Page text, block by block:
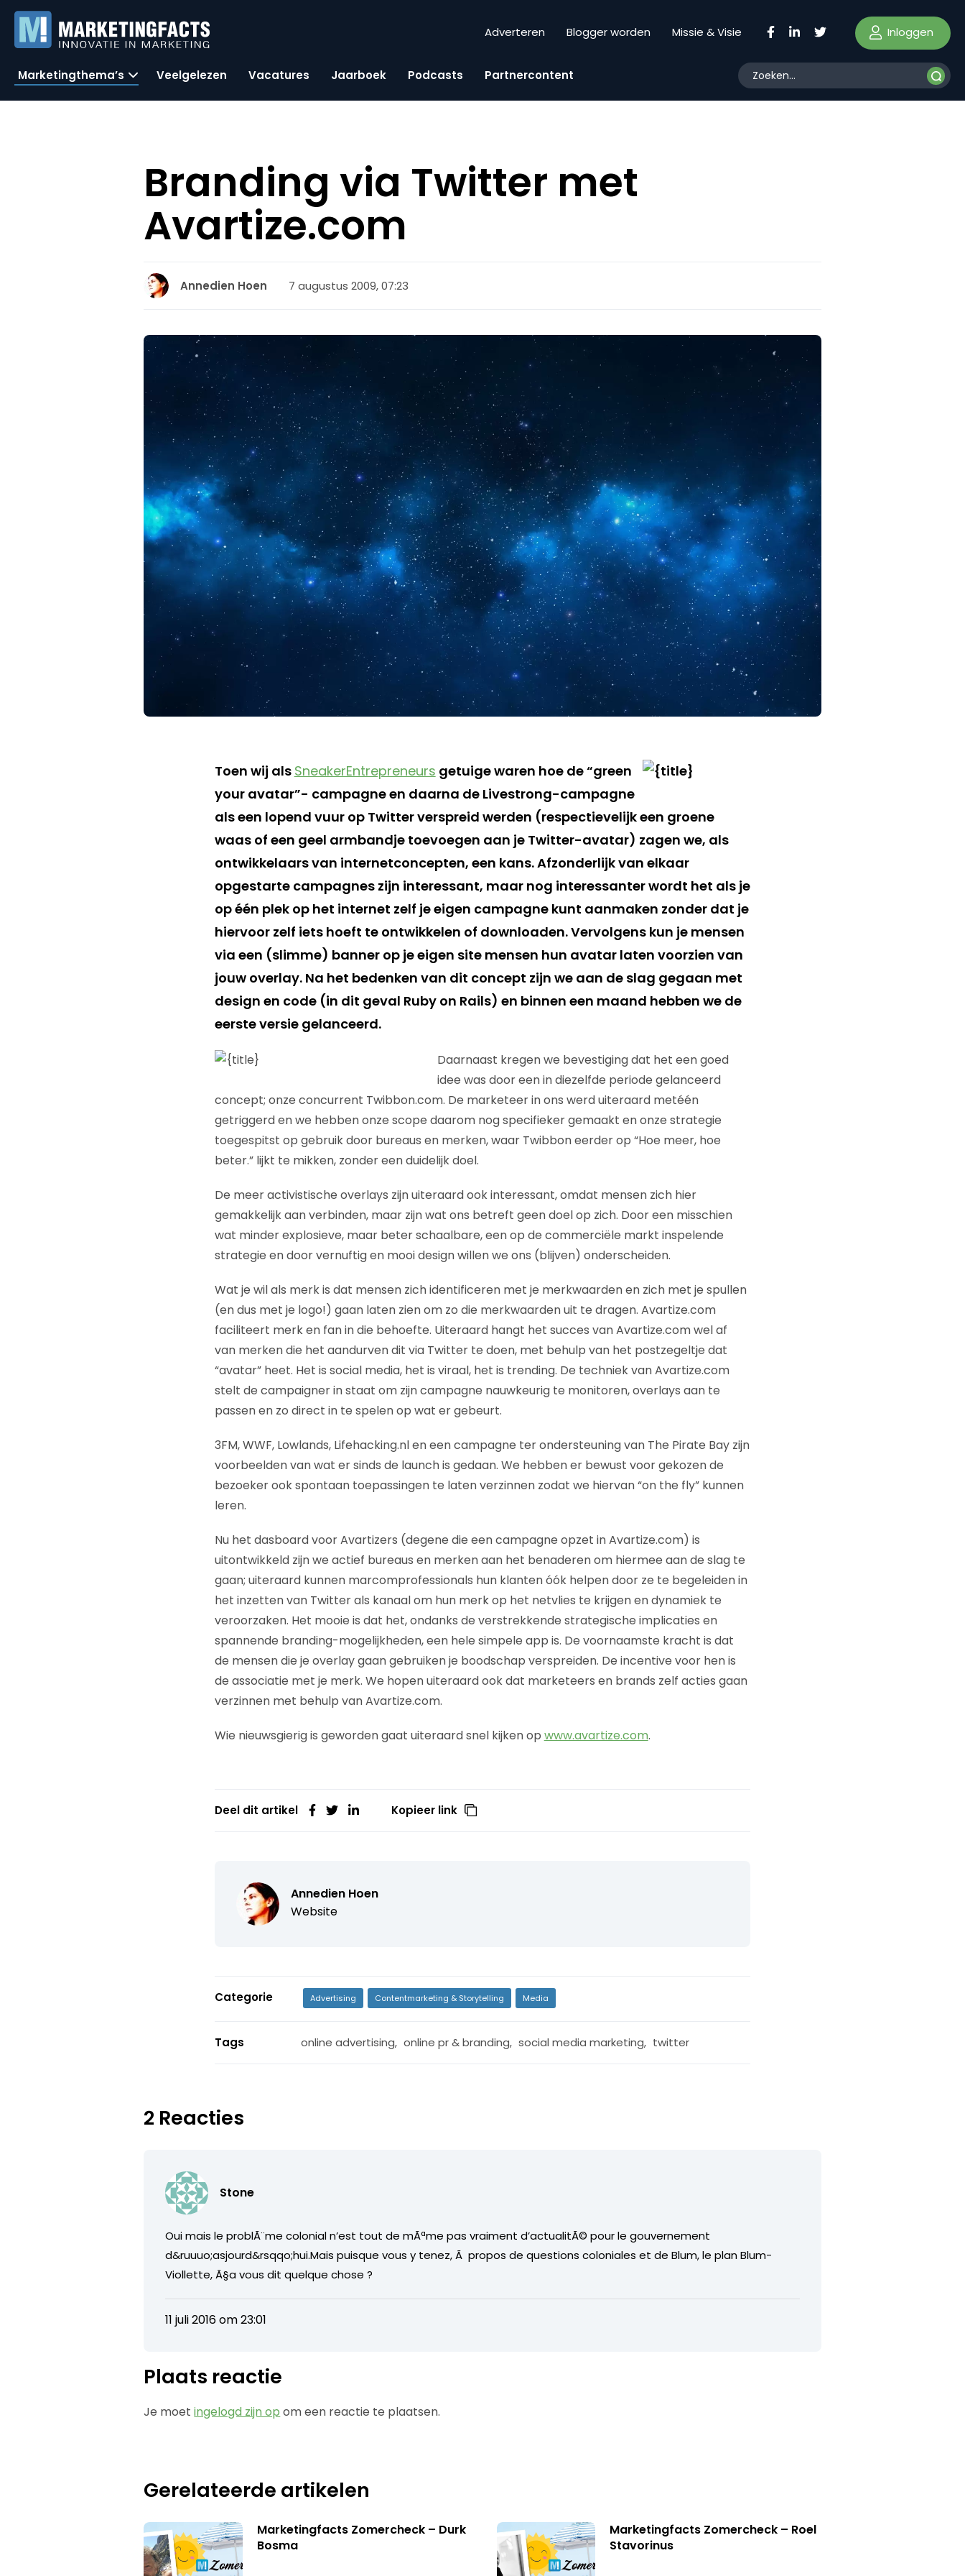
Adverteren Blogger worden Missie & Visie Inloggen
Marketingthema’s Veelgelezen Vacatures Jaarboek Podcasts Partnercontent
Branding via Twitter met
Avartize.com
Annedien Hoen 7 augustus 2009, 07:23
Toen wij als SneakerEntrepreneurs getuige waren hoe de “green
your avatar”- campagne en daarna de Livestrong-campagne
als een lopend vuur op Twitter verspreid werden (respectievelijk een groene
waas of een geel armbandje toevoegen aan je Twitter-avatar) zagen we, als
ontwikkelaars van internetconcepten, een kans. Afzonderlijk van elkaar
opgestarte campagnes zijn interessant, maar nog interessanter wordt het als je
op één plek op het internet zelf je eigen campagne kunt aanmaken zonder dat je
hiervoor zelf iets hoeft te ontwikkelen of downloaden. Vervolgens kun je mensen
via een (slimme) banner op je eigen site mensen hun avatar laten voorzien van
jouw overlay. Na het bedenken van dit concept zijn we aan de slag gegaan met
design en code (in dit geval Ruby on Rails) en binnen een maand hebben we de
eerste versie gelanceerd.
Daarnaast kregen we bevestiging dat het een goed
idee was door een in diezelfde periode gelanceerd
concept; onze concurrent Twibbon.com. De marketeer in ons werd uiteraard metéén
getriggerd en we hebben onze scope daarom nog specifieker gemaakt en onze strategie
toegespitst op gebruik door bureaus en merken, waar Twibbon eerder op “Hoe meer, hoe
beter.” lijkt te mikken, zonder een duidelijk doel.
De meer activistische overlays zijn uiteraard ook interessant, omdat mensen zich hier
gemakkelijk aan verbinden, maar zijn wat ons betreft geen doel op zich. Door een misschien
wat minder explosieve, maar beter schaalbare, een op de commerciële markt inspelende
strategie en door vernuftig en mooi design willen we ons (blijven) onderscheiden.
Wat je wil als merk is dat mensen zich identificeren met je merkwaarden en zich met je spullen
(en dus met je logo!) gaan laten zien om zo die merkwaarden uit te dragen. Avartize.com
faciliteert merk en fan in die behoefte. Uiteraard hangt het succes van Avartize.com wel af
van merken die het aandurven dit via Twitter te doen, met behulp van het postzegeltje dat
“avatar” heet. Het is social media, het is viraal, het is trending. De techniek van Avartize.com
stelt de campaigner in staat om zijn campagne nauwkeurig te monitoren, overlays aan te
passen en zo direct in te spelen op wat er gebeurt.
3FM, WWF, Lowlands, Lifehacking.nl en een campagne ter ondersteuning van The Pirate Bay zijn
voorbeelden van wat er sinds de launch is gedaan. We hebben er bewust voor gekozen de
bezoeker ook spontaan toepassingen te laten verzinnen zodat we hiervan “on the fly” kunnen
leren.
Nu het dasboard voor Avartizers (degene die een campagne opzet in Avartize.com) is
uitontwikkeld zijn we actief bureaus en merken aan het benaderen om hiermee aan de slag te
gaan; uiteraard kunnen marcomprofessionals hun klanten óók helpen door ze te begeleiden in
het inzetten van Twitter als kanaal om hun merk op het netvlies te krijgen en dynamiek te
veroorzaken. Het mooie is dat het, ondanks de verstrekkende strategische implicaties en
spannende branding-mogelijkheden, een hele simpele app is. De voornaamste kracht is dat
de mensen die je overlay gaan gebruiken je boodschap verspreiden. De incentive voor hen is
de associatie met je merk. We hopen uiteraard ook dat marketeers en brands zelf acties gaan
verzinnen met behulp van Avartize.com.
Wie nieuwsgierig is geworden gaat uiteraard snel kijken op www.avartize.com.
Deel dit artikel Kopieer link
Annedien Hoen
Website
Categorie Advertising Contentmarketing & Storytelling Media
Tags online advertising, online pr & branding, social media marketing, twitter
2 Reacties
Stone
Oui mais le problÃ¨me colonial n’est tout de mÃªme pas vraiment d’actualitÃ© pour le gouvernement
d&ruuuo;asjourd&rsqqo;hui.Mais puisque vous y tenez, Ã propos de questions coloniales et de Blum, le plan Blum-
Viollette, Ã§a vous dit quelque chose ?
11 juli 2016 om 23:01
Plaats reactie
Je moetingelogd zijn op om een reactie te plaatsen.
Gerelateerde artikelen
Marketingfacts Zomercheck – Durk
Bosma
Marketingfacts Zomercheck – Roel
Stavorinus